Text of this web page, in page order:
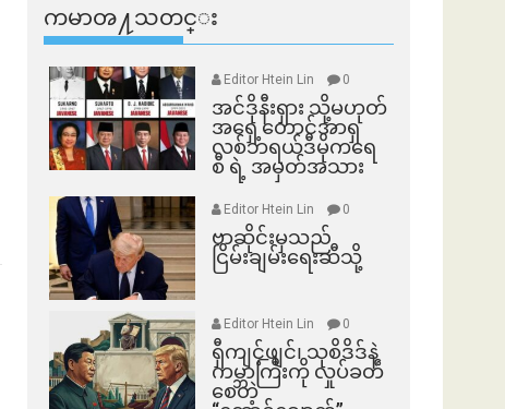
ကမာၻ႔သတင္း
Editor Htein Lin 0
အင်ဒိုနီးရှား သို့မဟုတ်
အရှေ့တောင်အာရှ
လစ်ဘရယ်ဒီမိုကရေ
စီ ရဲ့ အမှတ်အသား
Editor Htein Lin 0
ဗာဆိုင်းမှသည်
ငြိမ်းချမ်းရေးဆီသို့
Editor Htein Lin 0
ရှီကျင့်ဖျင်၊ သုစိဒိဒ်နဲ့
ကမ္ဘာကြီးကို လှုပ်ခတ်
စေတဲ့